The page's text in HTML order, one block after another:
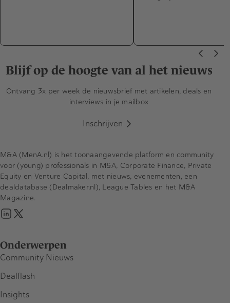
Blijf op de hoogte van al het nieuws
Ontvang 3x per week de nieuwsbrief met artikelen, deals en
interviews in je mailbox
Inschrijven
Onderwerpen
Community Nieuws
Dealflash
Insights
M&A (MenA.nl) is het toonaangevende platform en community
voor (young) professionals in M&A, Corporate Finance, Private
Equity en Venture Capital, met nieuws, evenementen, een
dealdatabase (Dealmaker.nl), League Tables en het M&A
Magazine.